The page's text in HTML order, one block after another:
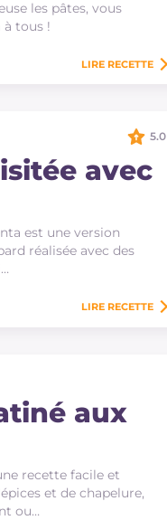
les pâtes, vous
tous !
LIRE RECETTE
avec
est une version
réalisée avec des
5.0
LIRE RECETTE
aux
recette facile et
et de chapelure,
ou…